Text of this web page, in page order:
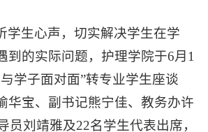
学生心声，切实解决学生在学
到的实际问题，护理学院于6月1
学子面对面”转专业学生座谈
华宝、副书记熊宁佳、教务办许
员刘靖雅及22名学生代表出席，